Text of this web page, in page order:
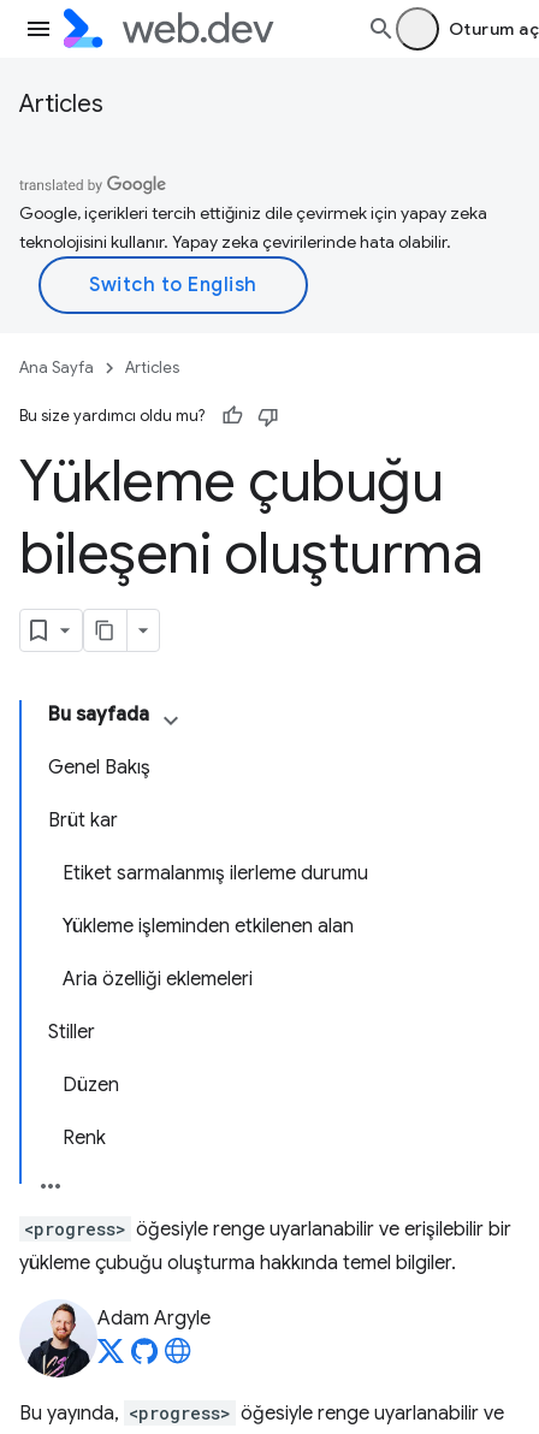
Oturum aç
Articles
Google, içerikleri tercih ettiğiniz dile çevirmek için yapay zeka
teknolojisini kullanır. Yapay zeka çevirilerinde hata olabilir.
Ana Sayfa Articles
Bu size yardımcı oldu mu?
Yükleme çubuğu
bileşeni oluşturma
Bu sayfada
Genel Bakış
Brüt kar
Etiket sarmalanmış ilerleme durumu
Yükleme işleminden etkilenen alan
Aria özelliği eklemeleri
Stiller
Düzen
Renk
<progress> öğesiyle renge uyarlanabilir ve erişilebilir bir
yükleme çubuğu oluşturma hakkında temel bilgiler.
Adam Argyle
Bu yayında, <progress> öğesiyle renge uyarlanabilir ve